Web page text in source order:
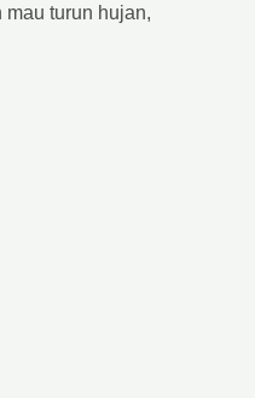
turun hujan,